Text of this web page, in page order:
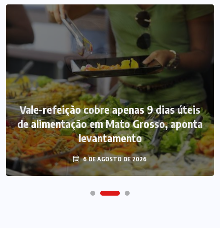
Vale-refeição cobre apenas 9 dias úteis
de alimentação em Mato Grosso, aponta
levantamento
6 DE AGOSTO DE 2026